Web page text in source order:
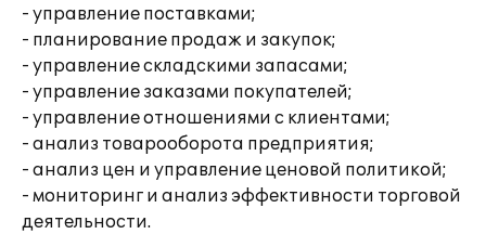
- управление поставками;
- планирование продаж и закупок;
- управление складскими запасами;
- управление заказами покупателей;
- управление отношениями с клиентами;
- анализ товарооборота предприятия;
- анализ цен и управление ценовой политикой;
- мониторинг и анализ эффективности торговой
деятельности.